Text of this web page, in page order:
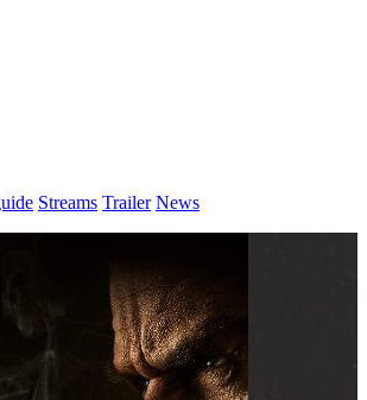
Streams Trailer News